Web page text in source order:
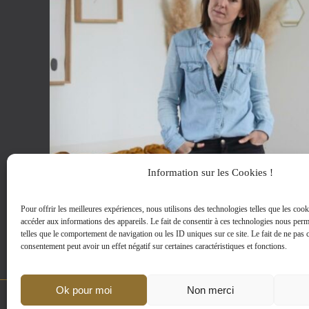
Information sur les Cookies !
Pour offrir les meilleures expériences, nous utilisons des technologies telles que les
accéder aux informations des appareils. Le fait de consentir à ces technologies nous
telles que le comportement de navigation ou les ID uniques sur ce site. Le fait de ne pas
consentement peut avoir un effet négatif sur certaines caractéristiques et fonctions.
Ok pour moi Non merci
MENTIONS LEGALES|